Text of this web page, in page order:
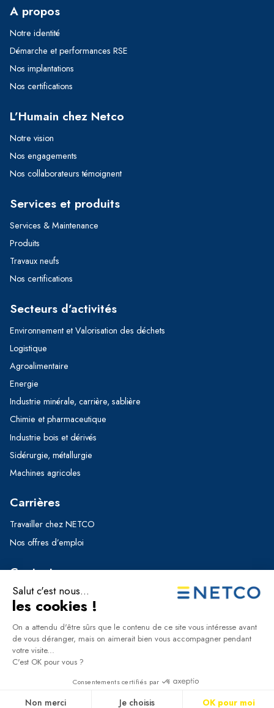
A propos
Notre identité
Démarche et performances RSE
Nos implantations
Nos certifications
L’Humain chez Netco
Notre vision
Nos engagements
Nos collaborateurs témoignent
Services et produits
Services & Maintenance
Produits
Travaux neufs
Nos certifications
Secteurs d’activités
Environnement et Valorisation des déchets
Logistique
Agroalimentaire
Energie
Industrie minérale, carrière, sablière
Chimie et pharmaceutique
Industrie bois et dérivés
Sidérurgie, métallurgie
Machines agricoles
Carrières
Travailler chez NETCO
Nos offres d’emploi
Contact
Formulaire de contact
Nos implantations
+33 (0)5 56 11 12 56
©Netco 2024 •
données•Plan du site• Site web réalisé par